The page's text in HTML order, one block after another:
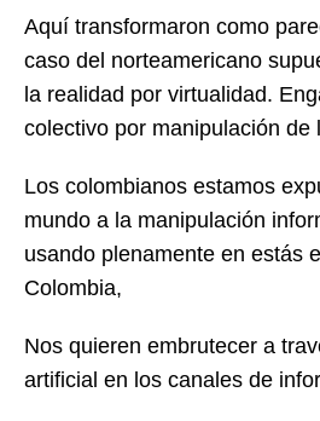
Aquí transformaron como
caso del norteamericano
la realidad por virtualidad.
colectivo por manipulación de
Los colombianos estamos
mundo a la manipulación
usando plenamente en estás
Colombia,
Nos quieren embrutecer a
artificial en los canales de